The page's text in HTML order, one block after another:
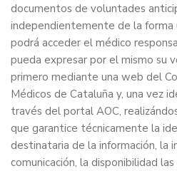
documentos de voluntades
independientemente de la forma
podrá acceder el médico
pueda expresar por el mismo su
primero mediante una web del
Médicos de Cataluña y, una vez
través del portal AOC,
que garantice técnicamente la
destinataria de la información, la
comunicación, la disponibilidad